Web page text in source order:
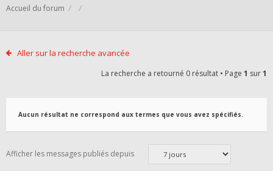
Accueil du forum
Aller sur la recherche avancée
La recherche a retourné 0 résultat • Page 1 sur1
Aucun résultat ne correspond aux termes que vous avez spécifiés.
Afficher les messages publiés depuis